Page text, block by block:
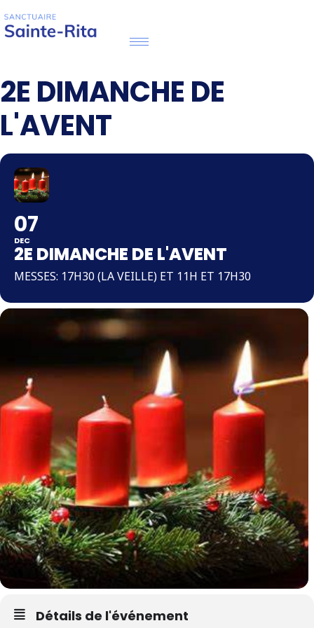
2E DIMANCHE DE
L'AVENT
07
DEC
2E DIMANCHE DE L'AVENT
MESSES: 17H30 (LA VEILLE) ET 11H ET 17H30
Détails de l'événement